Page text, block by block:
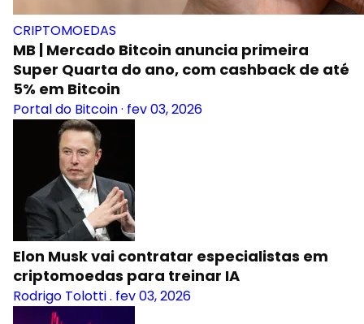
CRIPTOMOEDAS
MB | Mercado Bitcoin anuncia primeira
Super Quarta do ano, com cashback de até
5% em Bitcoin
Portal do Bitcoin· fev 03, 2026
Elon Musk vai contratar especialistas em
criptomoedas para treinar IA
Rodrigo Tolotti. fev 03, 2026